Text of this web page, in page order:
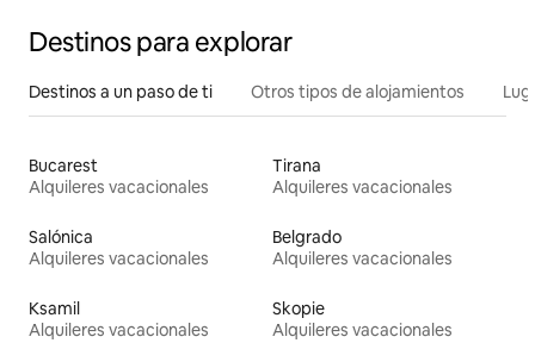
Destinos para explorar
Destinos a un paso de ti Otros tipos de alojamientos
Bucarest
Alquileres vacacionales
Tirana
Alquileres vacacionales
Salónica
Alquileres vacacionales
Belgrado
Alquileres vacacionales
Ksamil
Alquileres vacacionales
Skopie
Alquileres vacacionales